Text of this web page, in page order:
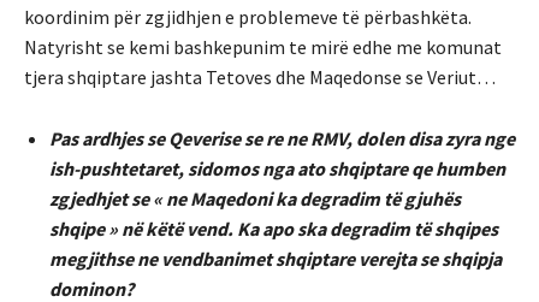
koordinim për zgjidhjen e problemeve të përbashkëta.
Natyrisht se kemi bashkepunim te mirë edhe me komunat
tjera shqiptare jashta Tetoves dhe Maqedonse se Veriut…
Pas ardhjes se Qeverise se re ne RMV, dolen disa zyra nge
ish-pushtetaret, sidomos nga ato shqiptare qe humben
zgjedhjet se « ne Maqedoni ka degradim të gjuhës
shqipe » në këtë vend. Ka apo ska degradim të shqipes
megjithse ne vendbanimet shqiptare verejta se shqipja
dominon?